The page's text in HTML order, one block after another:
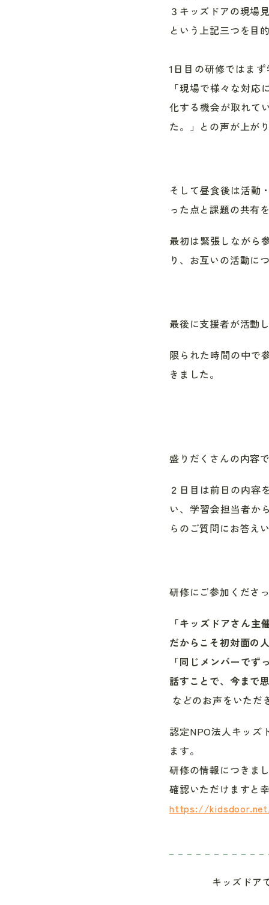
３キッズドアの現場
という上記三つを目
1日目の研修ではま
「現場で様々な対
化する機会が取れて
た。」との声が上がり
そして昼食後は活動
った点と課題の共有
最初は緊張しながら
り、お互いの活動に
最後に支援者が活動
限られた時間の中で
きました。
盛りだくさんの内容
２日目は前日の内容
い、学習会担当者か
らのご質問にお答え
研修にご参加くださ
「キッズドアさん
だからこそ初対面の
「同じメンバーで
話すことで、今まで
などのお声をいただ
認定NPO法人キッズ
ます。
研修の情報につきま
確認いただけますと幸
https://
キッズドア